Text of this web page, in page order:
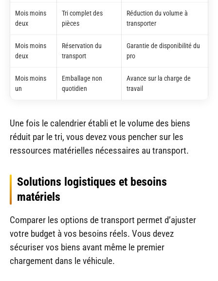
Mois moins
deux
Tri complet des
pièces
Réduction du volume à
transporter
Mois moins
deux
Réservation du
transport
Garantie de disponibilité du
pro
Mois moins
un
Emballage non
quotidien
Avance sur la charge de
travail
Une fois le calendrier établi et le volume des biens
réduit par le tri, vous devez vous pencher sur les
ressources matérielles nécessaires au transport.
Solutions logistiques et besoins
matériels
Comparer les options de transport permet d’ajuster
votre budget à vos besoins réels. Vous devez
sécuriser vos biens avant même le premier
chargement dans le véhicule.